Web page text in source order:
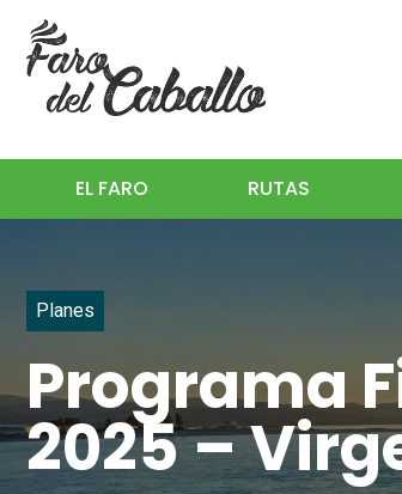
EL FARO RUTAS
Planes
Programa
2025 –